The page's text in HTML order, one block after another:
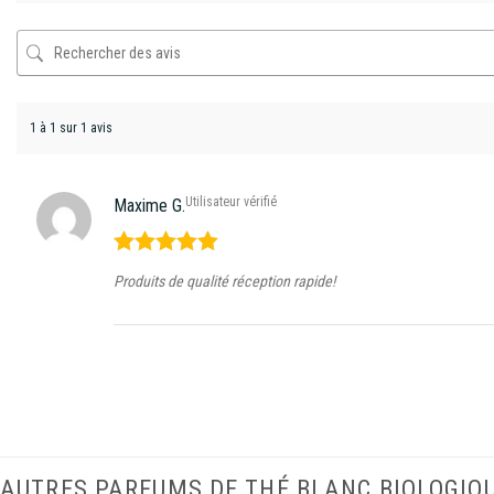
1 à 1 sur 1 avis
Maxime G.Utilisateur vérifié
Note
sur
5
Produits de qualité réception rapide!